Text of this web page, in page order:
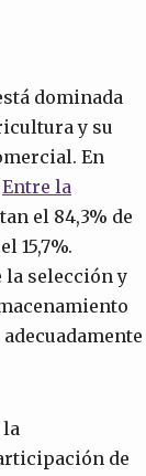
dominada
y su
En
Entre la
el 84,3% de
15,7%.
la selección y
la
de